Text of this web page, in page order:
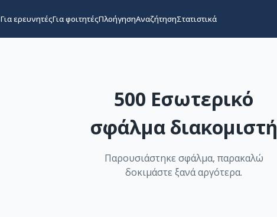
Για ερευνητέςΓια φοιτητέςΠλοήγησηΑναζήτησηΣτατιστικά
500 Εσωτερικό
σφάλμα διακομιστή
Παρουσιάστηκε σφάλμα, παρακαλώ
δοκιμάστε ξανά αργότερα.